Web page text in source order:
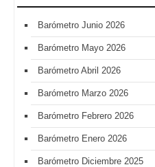
Barómetro Junio 2026
Barómetro Mayo 2026
Barómetro Abril 2026
Barómetro Marzo 2026
Barómetro Febrero 2026
Barómetro Enero 2026
Barómetro Diciembre 2025